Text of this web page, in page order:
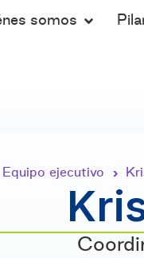
somos
Equipo ejecutivo ›